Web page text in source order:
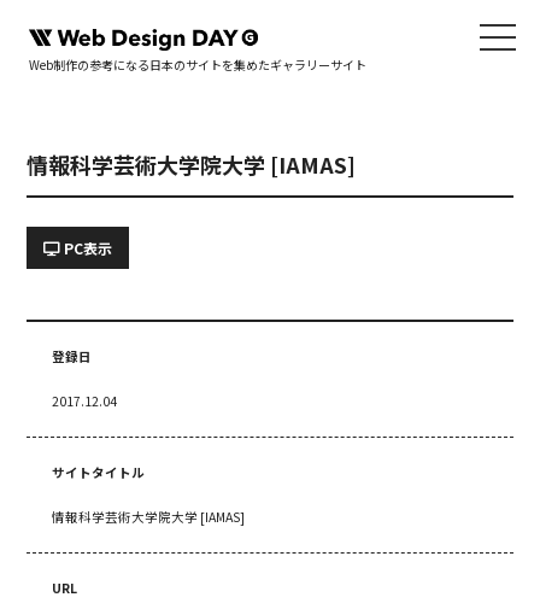
Web制作の参考になる日本のサイトを集めたギャラリーサイト
情報科学芸術大学院大学 [IAMAS]
PC表示
登録日
2017.12.04
サイトタイトル
情報科学芸術大学院大学 [IAMAS]
URL